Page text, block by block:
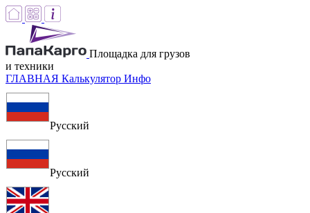
Площадка для грузов
и техники
ГЛАВНАЯ Калькулятор Инфо
Русский
Русский